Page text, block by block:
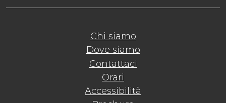
Chi siamo
Dove siamo
Contattaci
Orari
Accessibilità